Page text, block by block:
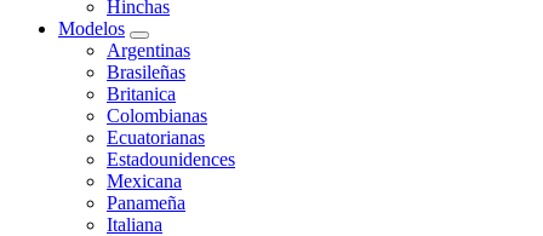
Hinchas
Modelos
Argentinas
Brasileñas
Britanica
Colombianas
Ecuatorianas
Estadounidences
Mexicana
Panameña
Italiana